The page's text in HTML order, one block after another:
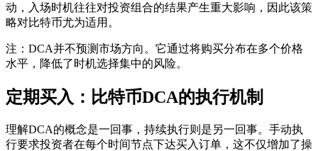
动，入场时机往往对投资组合的结果产生重大影响，因此该策
略对比特币尤为适用。
注：DCA并不预测市场方向。它通过将购买分布在多个价格
水平，降低了时机选择集中的风险。
定期买入：比特币DCA的执行机制
理解DCA的概念是一回事，持续执行则是另一回事。手动执
行要求投资者在每个时间节点下达买入订单，这不仅增加了操